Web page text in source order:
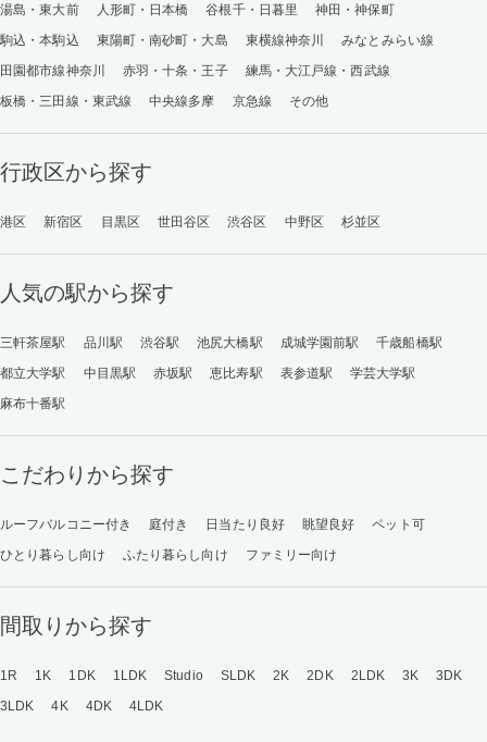
湯島・東大前
人形町・日本橋 谷根千・日暮里
神田・神保町
駒込・本駒込
東陽町・南砂町・大島 東横線神奈川
みなとみらい線
田園都市線神奈川
赤羽・十条・王子
練馬・大江戸線・西武線
板橋・三田線・東武線
中央線多摩 京急線 その他
行政区から探す
港区 新宿区 目黒区 世田谷区 渋谷区 中野区 杉並区
人気の駅から探す
三軒茶屋駅 品川駅 渋谷駅 池尻大橋駅 成城学園前駅
千歳船橋駅
都立大学駅
中目黒駅 赤坂駅 恵比寿駅 表参道駅
学芸大学駅
麻布十番駅
こだわりから探す
ルーフバルコニー付き 庭付き 日当たり良好 眺望良好
ペット可
ひとり暮らし向け
ふたり暮らし向け ファミリー向け
間取りから探す
1R 1K 1DK 1LDK Studio SLDK 2K 2DK 2LDK 3K
3DK
3LDK
4K 4DK 4LDK